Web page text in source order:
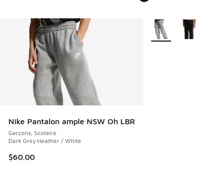
Nike Pantalon ample NSW Oh LBR
Garçons, Scolaire
Dark Grey Heather / White
$60.00
Plus de couleurs